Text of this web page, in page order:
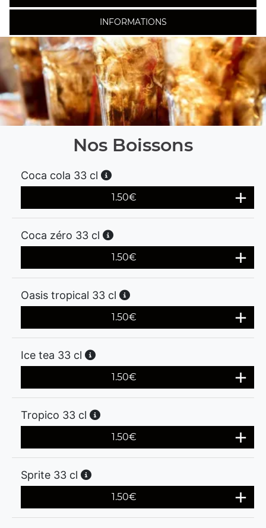
INFORMATIONS
Nos Boissons
Coca cola 33 cl
1.50€
Coca zéro 33 cl
1.50€
Oasis tropical 33 cl
1.50€
Ice tea 33 cl
1.50€
Tropico 33 cl
1.50€
Sprite 33 cl
1.50€